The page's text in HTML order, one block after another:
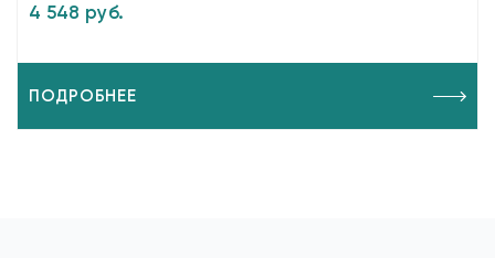
4 548 руб.
ПОДРОБНЕЕ